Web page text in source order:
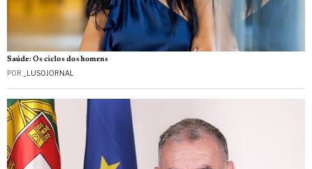
Saúde: Os ciclos dos homens
POR _LUSOJORNAL